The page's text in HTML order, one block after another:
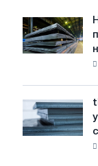
Немецкая
сталелитейная
воды
угрожает
thyssenkrupp
Rasselstein
устанавливает